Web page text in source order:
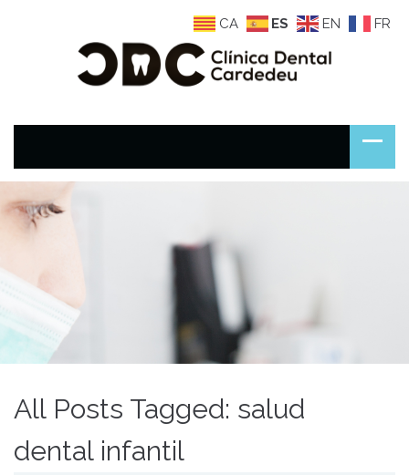
All Posts Tagged: salud
dental infantil
CA ES EN FR